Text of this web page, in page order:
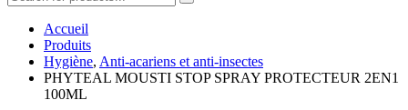
Accueil
Produits
Hygiène, Anti-acariens et anti-insectes
PHYTEAL MOUSTI STOP SPRAY PROTECTEUR 2EN1
100ML